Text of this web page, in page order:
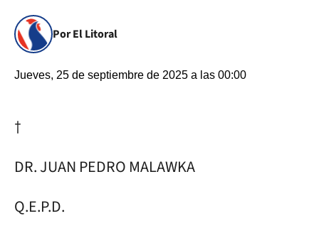
Por El Litoral
Jueves, 25 de septiembre de 2025 a las 00:00
†
DR. JUAN PEDRO MALAWKA
Q.E.P.D.